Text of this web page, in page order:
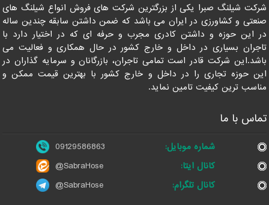
شرکت شیلنگ صبرا یکی از بزرگترین شرکت های فروش انواع شیلنگ های
صنعتی و کشاورزی در ایران می باشد که ضمن داشتن سابقه چندین ساله
در این حوزه و داشتن کادری مجرب و حرفه ای که در اختیار دارد با
تاجران بسیاری در داخل و خارج کشور در حال همکاری و فعالیت می
باشد.این شرکت قادر است تمامی تاجران، بازرگانان و سرمایه گذاران در
این حوزه تجاری را در داخل و خارج کشور با بهترین قیمت ممکن و
مناسب ترین کیفیت تامین نماید.
تماس با ما
شماره موبایل:
09129586863
کانال ایتا:
@SabraHose
کانال تلگرام:
@SabraHose